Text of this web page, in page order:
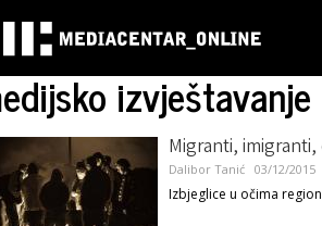
izvještavanje
Migranti,
Dalibor Tanić 03/12/2015
Izbjeglice u očima